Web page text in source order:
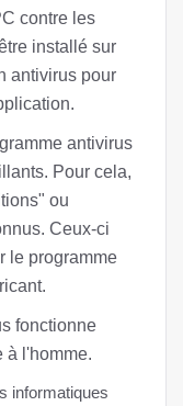
contre les
installé sur
antivirus pour
antivirus
Pour cela,
ou
Ceux-ci
le programme
fonctionne
à l'homme.
informatiques